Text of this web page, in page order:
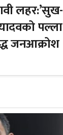
लहर:’सुख-
पल्ला
जनआक्रोश